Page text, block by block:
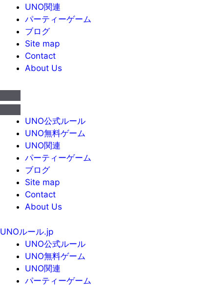
UNO関連
パーティーゲーム
ブログ
Site map
Contact
About Us
UNO公式ルール
UNO無料ゲーム
UNO関連
パーティーゲーム
ブログ
Site map
Contact
About Us
UNOルール.jp
UNO公式ルール
UNO無料ゲーム
UNO関連
パーティーゲーム